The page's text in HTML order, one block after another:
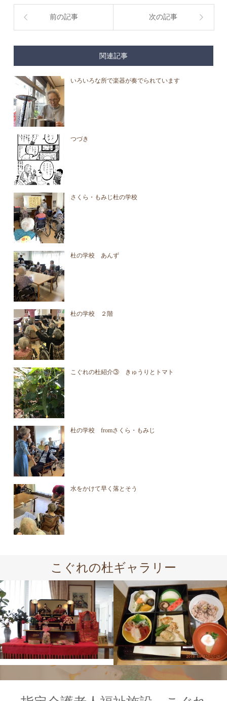
前の記事 次の記事
関連記事
いろいろな所で楽器が奏でられています
つづき
さくら・もみじ杜の学校
杜の学校 あんず
杜の学校 ２階
こぐれの杜紹介③ きゅうりとトマト
杜の学校 fromさくら・もみじ
水をかけて早く落とそう
こぐれの杜ギャラリー